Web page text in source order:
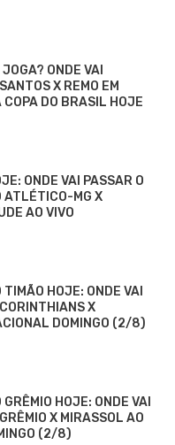
ONDE VAI
X REMO EM
COPA DO BRASIL HOJE
ONDE VAI PASSAR O
ATLÉTICO-MG X
AO VIVO
TIMÃO HOJE: ONDE VAI
X
DOMINGO (2/8)
GRÊMIO HOJE: ONDE VAI
X MIRASSOL AO
(2/8)